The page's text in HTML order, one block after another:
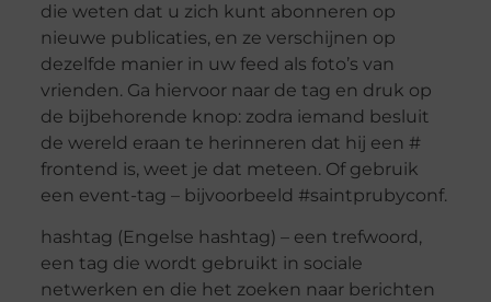
die weten dat u zich kunt abonneren op
nieuwe publicaties, en ze verschijnen op
dezelfde manier in uw feed als foto’s van
vrienden. Ga hiervoor naar de tag en druk op
de bijbehorende knop: zodra iemand besluit
de wereld eraan te herinneren dat hij een #
frontend is, weet je dat meteen. Of gebruik
een event-tag – bijvoorbeeld #saintprubyconf.
hashtag (Engelse hashtag) – een trefwoord,
een tag die wordt gebruikt in sociale
netwerken en die het zoeken naar berichten